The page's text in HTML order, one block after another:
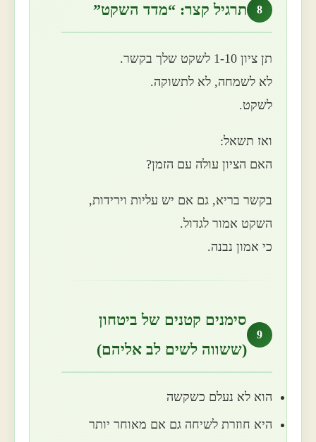
8 תרגיל קצר: “מדד השקט”
תן ציון 1-10 לשקט שלך בקשר.
לא לשמחה, לא לתשוקה.
לשקט.
ואז תשאל:
האם הציון עולה עם הזמן?
בקשר בריא, גם אם יש עליות וירידות,
השקט אמור לגדול.
כי אמון נבנה.
9
סימנים קטנים של ביטחון
(ששווה לשים לב אליהם)
הוא לא נעלם כשקשה
היא חוזרת לשיחה גם אם מאוחר יותר